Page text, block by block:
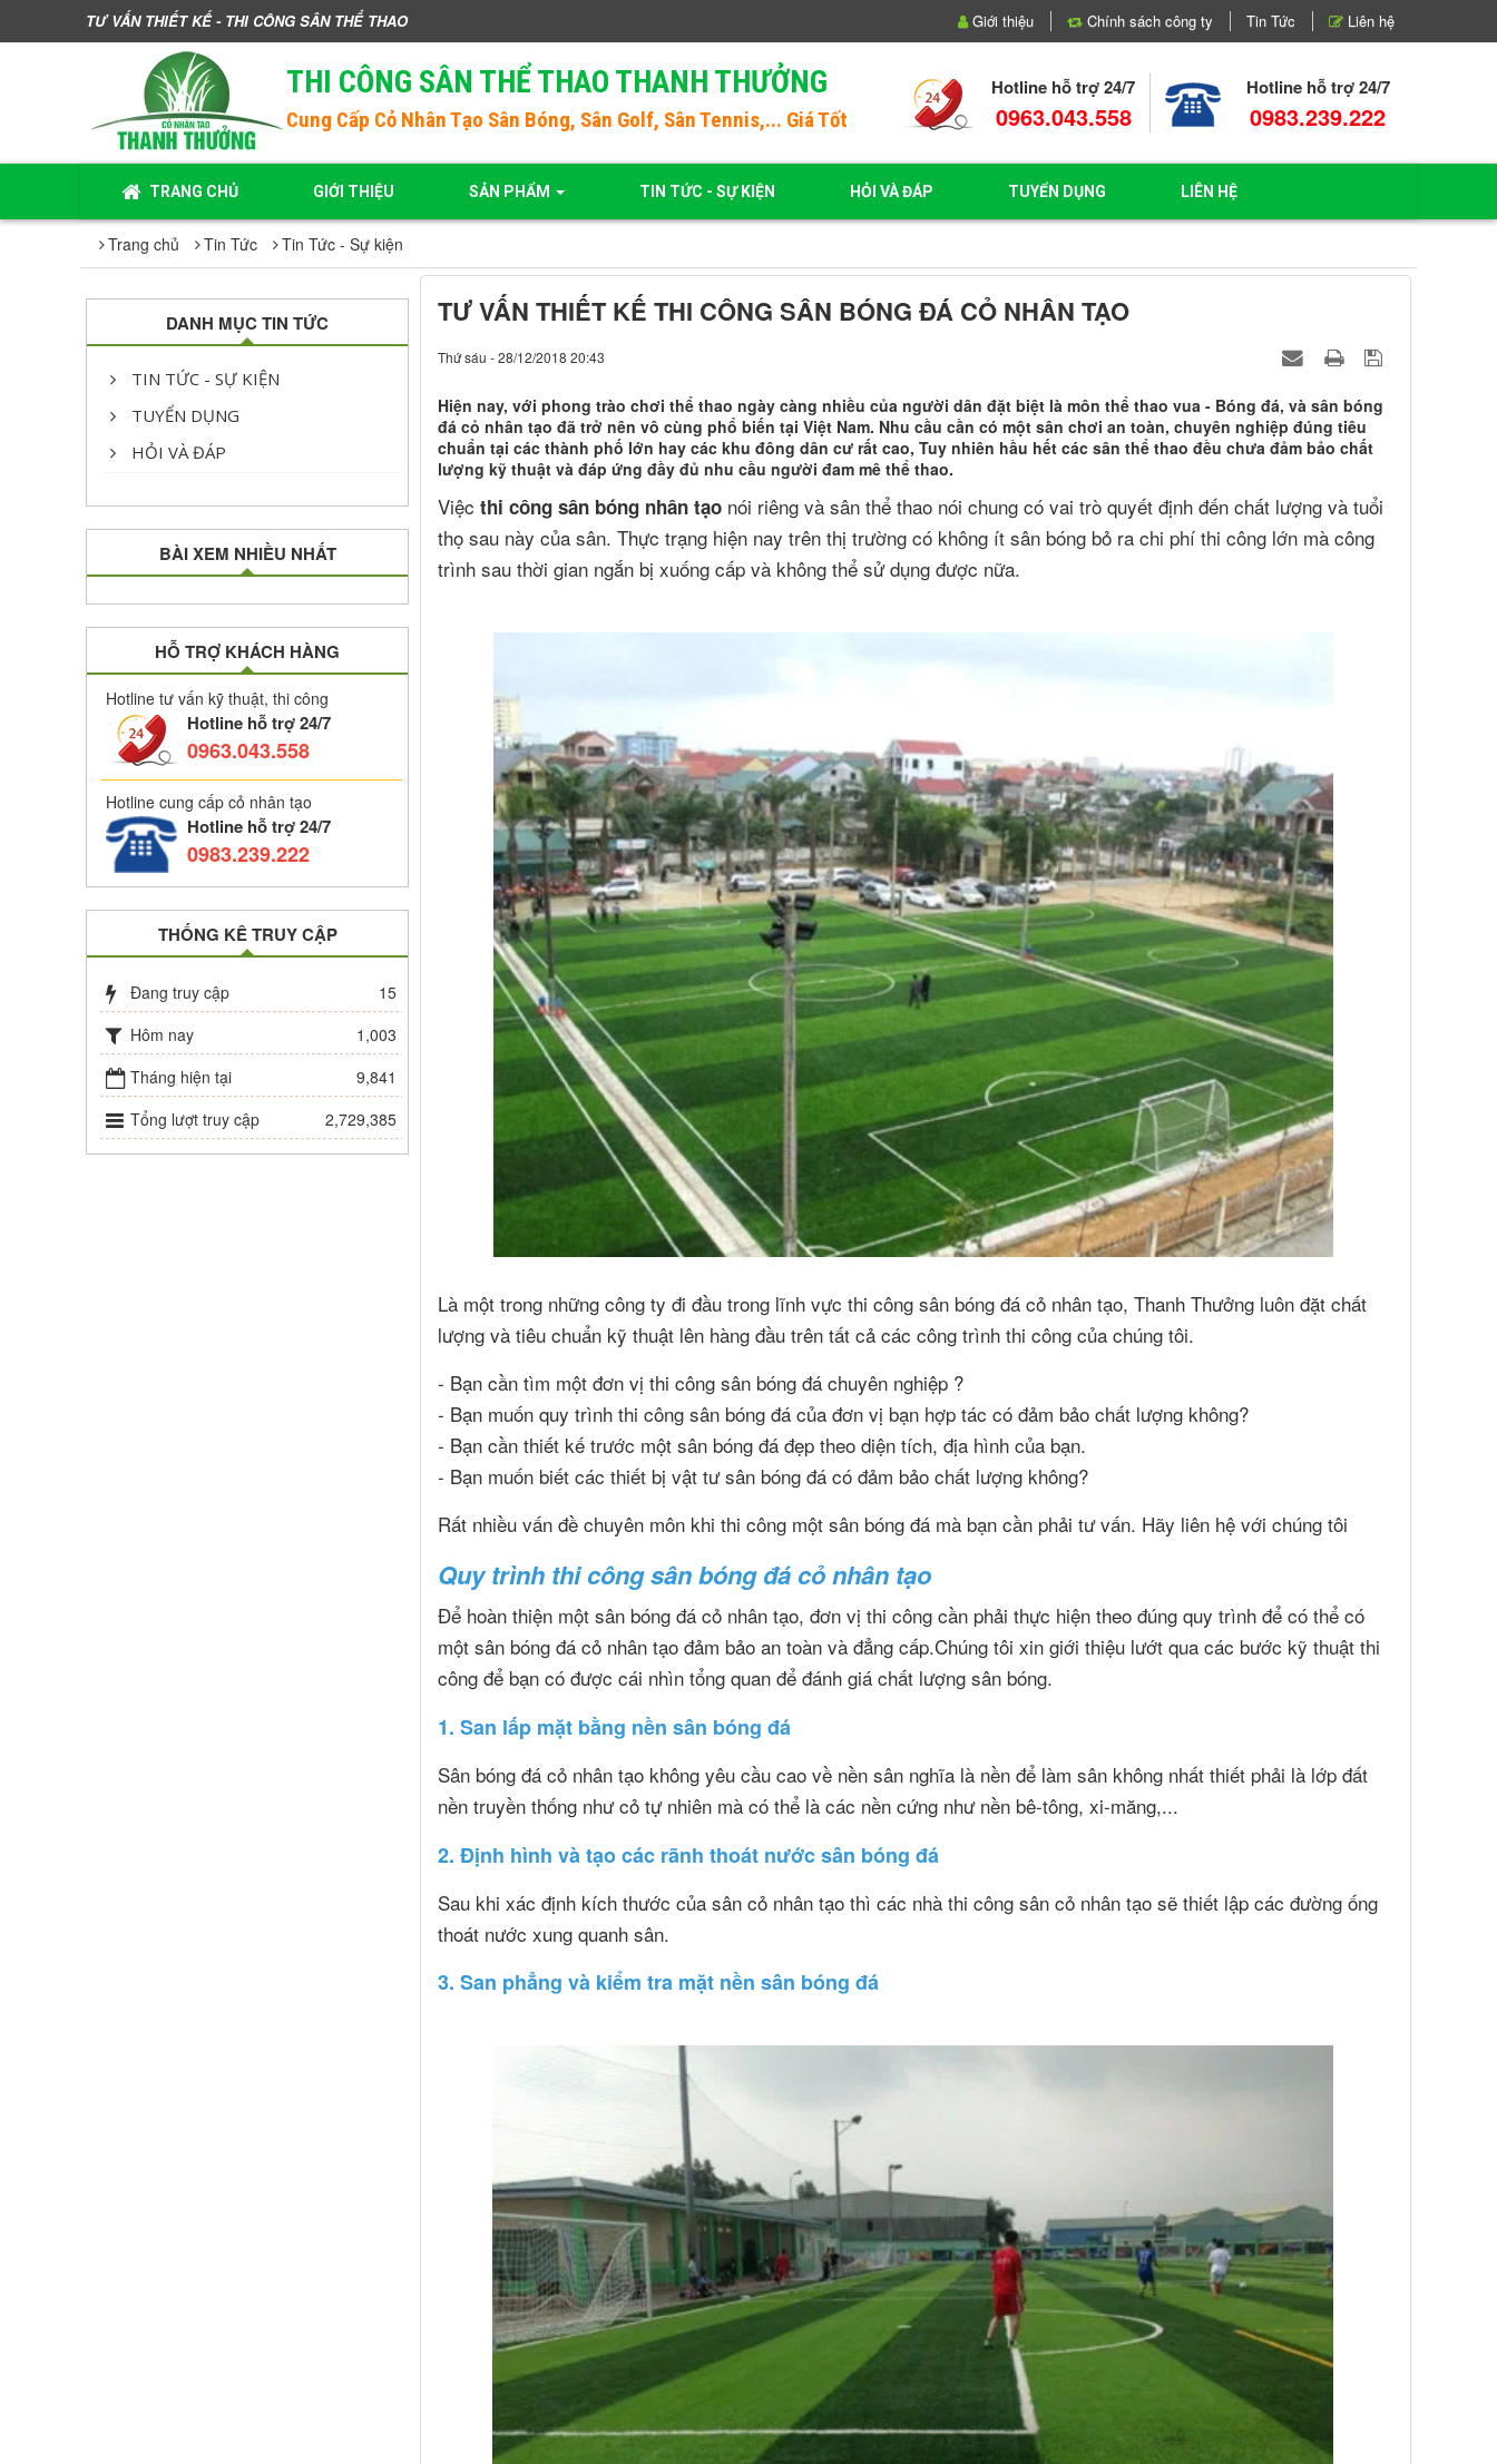
TƯ VẤN THIẾT KẾ - THI CÔNG SÂN THỂ THAO Giới thiệu Chính sách công ty Tin Tức Liên hệ
THI CÔNG SÂN THỂ THAO THANH THƯỞNG
Cung Cấp Cỏ Nhân Tạo Sân Bóng, Sân Golf, Sân Tennis,... Giá Tốt
Hotline hỗ trợ 24/7
0963.043.558
Hotline hỗ trợ 24/7
0983.239.222
TRANG CHỦ GIỚI THIỆU SẢN PHẨM TIN TỨC - SỰ KIỆN HỎI VÀ ĐÁP TUYỂN DỤNG LIÊN HỆ
Trang chủ Tin Tức Tin Tức - Sự kiện
TƯ VẤN THIẾT KẾ THI CÔNG SÂN BÓNG ĐÁ CỎ NHÂN TẠO
Thứ sáu - 28/12/2018 20:43
Hiện nay, với phong trào chơi thể thao ngày càng nhiều của người dân đặt biệt là môn thể thao vua - Bóng đá, và sân bóng
đá cỏ nhân tạo đã trở nên vô cùng phổ biến tại Việt Nam. Nhu cầu cần có một sân chơi an toàn, chuyên nghiệp đúng tiêu
chuẩn tại các thành phố lớn hay các khu đông dân cư rất cao, Tuy nhiên hầu hết các sân thể thao đều chưa đảm bảo chất
lượng kỹ thuật và đáp ứng đầy đủ nhu cầu người đam mê thể thao.
Việc thi công sân bóng nhân tạo nói riêng và sân thể thao nói chung có vai trò quyết định đến chất lượng và tuổi
thọ sau này của sân. Thực trạng hiện nay trên thị trường có không ít sân bóng bỏ ra chi phí thi công lớn mà công
trình sau thời gian ngắn bị xuống cấp và không thể sử dụng được nữa.
Là một trong những công ty đi đầu trong lĩnh vực thi công sân bóng đá cỏ nhân tạo, Thanh Thưởng luôn đặt chất
lượng và tiêu chuẩn kỹ thuật lên hàng đầu trên tất cả các công trình thi công của chúng tôi.
- Bạn cần tìm một đơn vị thi công sân bóng đá chuyên nghiệp ?
- Bạn muốn quy trình thi công sân bóng đá của đơn vị bạn hợp tác có đảm bảo chất lượng không?
- Bạn cần thiết kế trước một sân bóng đá đẹp theo diện tích, địa hình của bạn.
- Bạn muốn biết các thiết bị vật tư sân bóng đá có đảm bảo chất lượng không?
Rất nhiều vấn đề chuyên môn khi thi công một sân bóng đá mà bạn cần phải tư vấn. Hãy liên hệ với chúng tôi
Quy trình thi công sân bóng đá cỏ nhân tạo
Để hoàn thiện một sân bóng đá cỏ nhân tạo, đơn vị thi công cần phải thực hiện theo đúng quy trình để có thể có
một sân bóng đá cỏ nhân tạo đảm bảo an toàn và đẳng cấp.Chúng tôi xin giới thiệu lướt qua các bước kỹ thuật thi
công để bạn có được cái nhìn tổng quan để đánh giá chất lượng sân bóng.
1. San lấp mặt bằng nền sân bóng đá
Sân bóng đá cỏ nhân tạo không yêu cầu cao về nền sân nghĩa là nền để làm sân không nhất thiết phải là lớp đất
nền truyền thống như cỏ tự nhiên mà có thể là các nền cứng như nền bê-tông, xi-măng,...
2. Định hình và tạo các rãnh thoát nước sân bóng đá
Sau khi xác định kích thước của sân cỏ nhân tạo thì các nhà thi công sân cỏ nhân tạo sẽ thiết lập các đường ống
thoát nước xung quanh sân.
3. San phẳng và kiểm tra mặt nền sân bóng đá
DANH MỤC TIN TỨC
TIN TỨC - SỰ KIỆN
TUYỂN DỤNG
HỎI VÀ ĐÁP
BÀI XEM NHIỀU NHẤT
HỖ TRỢ KHÁCH HÀNG
Hotline tư vấn kỹ thuật, thi công
Hotline hỗ trợ 24/7
0963.043.558
Hotline cung cấp cỏ nhân tạo
Hotline hỗ trợ 24/7
0983.239.222
THỐNG KÊ TRUY CẬP
Đang truy cập
15
Hôm nay
1,003
Tháng hiện tại
9,841
Tổng lượt truy cập
2,729,385